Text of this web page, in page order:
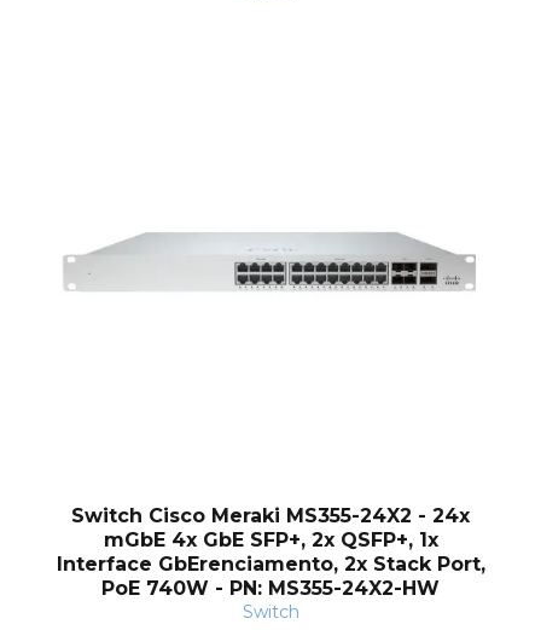
Switch Cisco Meraki MS355-24X2 - 24x
mGbE 4x GbE SFP+, 2x QSFP+, 1x
Interface GbErenciamento, 2x Stack Port,
PoE 740W - PN: MS355-24X2-HW
Switch